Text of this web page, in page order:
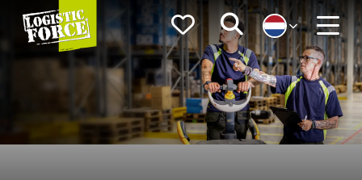
Logistic
Force
FavorietenZoeken
Menu